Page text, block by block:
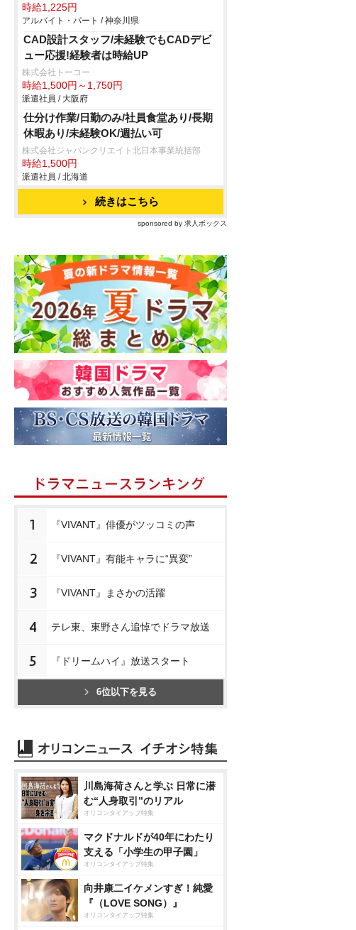
時給1,225円
アルバイト・パート / 神奈川県
CAD設計スタッフ/未経験でもCADデビ
ュー応援!経験者は時給UP
株式会社トーコー
時給1,500円～1,750円
派遣社員 / 大阪府
仕分け作業/日勤のみ/社員食堂あり/長期
休暇あり/未経験OK/週払い可
株式会社ジャパンクリエイト北日本事業統括部
時給1,500円
派遣社員 / 北海道
続きはこちら
sponsored by 求人ボックス
1 『VIVANT』俳優がツッコミの声
2 『VIVANT』有能キャラに“異変”
3 『VIVANT』まさかの活躍
4 テレ東、東野さん追悼でドラマ放送
5 『ドリームハイ』放送スタート
6位以下を見る
川島海荷さんと学ぶ 日常に潜
む“人身取引”のリアル
オリコンタイアップ特集
マクドナルドが40年にわたり
支える「小学生の甲子園」
オリコンタイアップ特集
向井康二イケメンすぎ！純愛
『（LOVE SONG）』
オリコンタイアップ特集